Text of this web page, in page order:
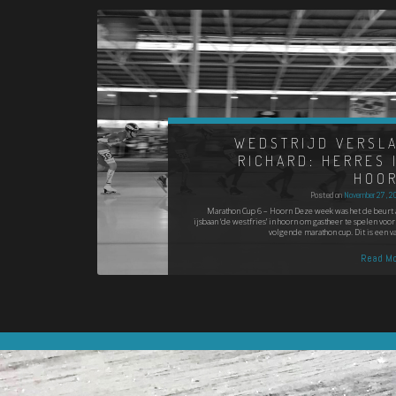
WEDSTRIJD
RICHARD: HERRES
Posted on November 27,
Marathon Cup 6 – Hoorn Deze week was het de beurt
ijsbaan ‘de westfries’ in hoorn om gastheer te spelen
volgende marathon cup. Dit is een
Read